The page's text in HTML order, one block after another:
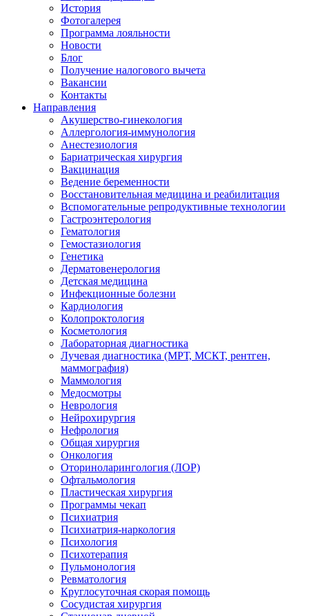
История
Фотогалерея
Программа лояльности
Новости
Блог
Получение налогового вычета
Вакансии
Контакты
Направления
Акушерство-гинекология
Аллергология-иммунология
Анестезиология
Бариатрическая хирургия
Вакцинация
Ведение беременности
Восстановительная медицина и реабилитация
Вспомогательные репродуктивные технологии
Гастроэнтерология
Гематология
Гемостазиология
Генетика
Дерматовенерология
Детская медицина
Инфекционные болезни
Кардиология
Колопроктология
Косметология
Лабораторная диагностика
Лучевая диагностика (МРТ, МСКТ, рентген,
маммография)
Маммология
Медосмотры
Неврология
Нейрохирургия
Нефрология
Общая хирургия
Онкология
Оториноларингология (ЛОР)
Офтальмология
Пластическая хирургия
Программы чекап
Психиатрия
Психиатрия-наркология
Психология
Психотерапия
Пульмонология
Ревматология
Круглосуточная скорая помощь
Сосудистая хирургия